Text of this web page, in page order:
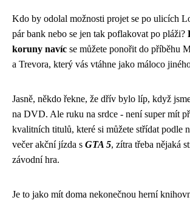
Kdo by odolal možnosti projet se po ulicích
pár bank nebo se jen tak poflakovat po pláži?
koruny navíc se můžete ponořit do příběhu
a Trevora, který vás vtáhne jako máloco
Jasně, někdo řekne, že dřív bylo líp, když
na DVD. Ale ruku na srdce - není super mít
kvalitních titulů, které si můžete střídat podle
večer akční jízda s GTA 5, zítra třeba nějaká
závodní hra.
Je to jako mít doma nekonečnou herní